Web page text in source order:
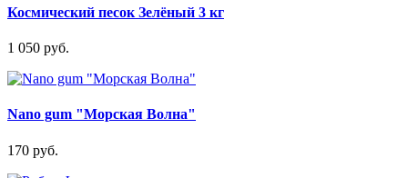
Космический песок Зелёный 3 кг
1 050 руб.
Nano gum "Морская Волна"
170 руб.